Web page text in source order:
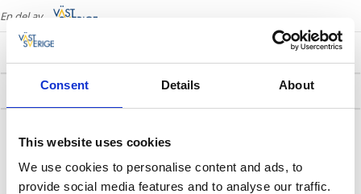
Consent Details About
This website uses cookies
We use cookies to personalise content and ads, to
provide social media features and to analyse our traffic.
En del av
Herrljunga / Turistinformation i Herrljungabygden
Senast uppdaterad: 2 januari 2024